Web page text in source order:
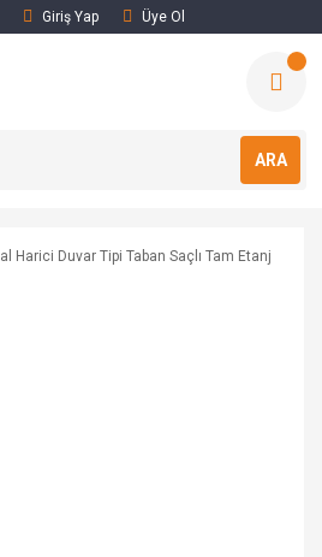
Giriş Yap Üye Ol
ARA